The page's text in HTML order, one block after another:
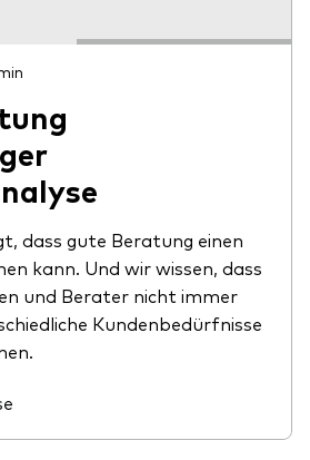
dass gute Beratung einen
kann. Und wir wissen, dass
und Berater nicht immer
Kundenbedürfnisse